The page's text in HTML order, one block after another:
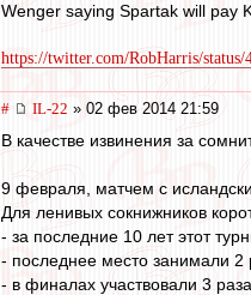
Wenger saying Spartak will pay
https://twitter.com/RobHarris/status/
# IL-22 » 02 фев 2014 21:59
В качестве извинения за
9 февраля, матчем с
Для ленивых сокнижников
- за последние 10 лет этот
- последнее место занимали 2
- в финалах участвовали 3